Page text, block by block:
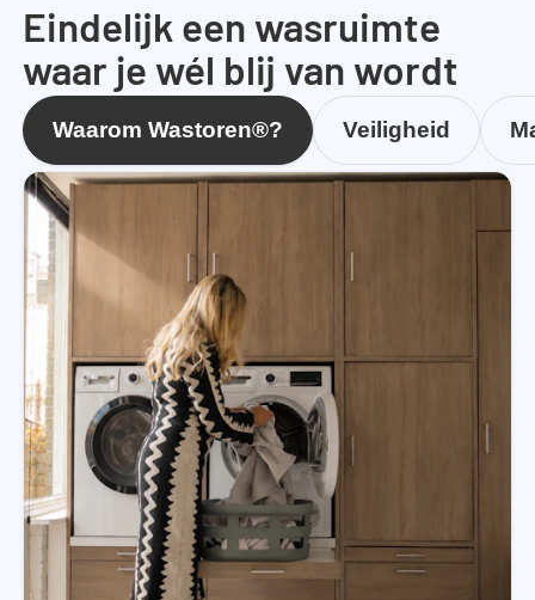
Eindelijk een wasruimte
waar je wél blij van wordt
Waarom Wastoren®? Veiligheid